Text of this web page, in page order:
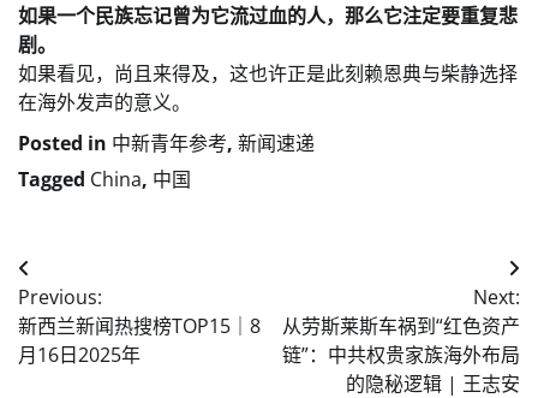
如果一个民族忘记曾为它流过血的人，那么它注定要重复悲
剧。
如果看见，尚且来得及，这也许正是此刻赖恩典与柴静选择
在海外发声的意义。
Posted in 中新青年参考, 新闻速递
Tagged China, 中国
Post
navigation
Previous:
新西兰新闻热搜榜TOP15｜8
月16日2025年
Next:
从劳斯莱斯车祸到“红色资产
链”：中共权贵家族海外布局
的隐秘逻辑 | 王志安